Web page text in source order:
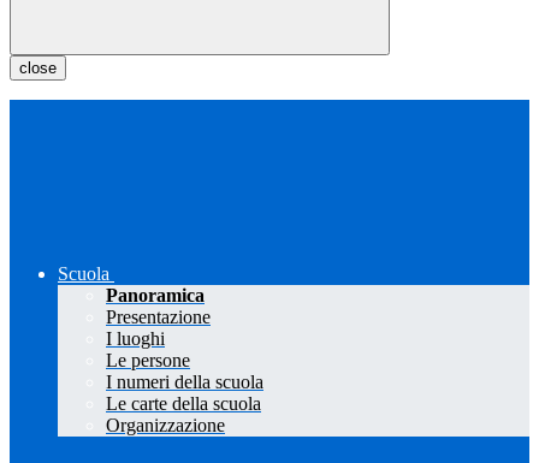
close
Scuola
Panoramica
Presentazione
I luoghi
Le persone
I numeri della scuola
Le carte della scuola
Organizzazione